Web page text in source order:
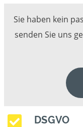
Sie haben kein
senden Sie uns
DSGVO